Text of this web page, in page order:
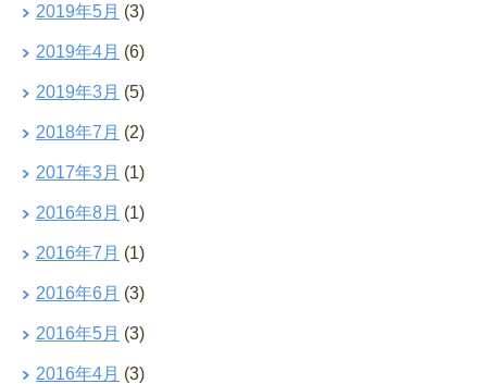
2019年5月 (3)
2019年4月 (6)
2019年3月 (5)
2018年7月 (2)
2017年3月 (1)
2016年8月 (1)
2016年7月 (1)
2016年6月 (3)
2016年5月 (3)
2016年4月 (3)